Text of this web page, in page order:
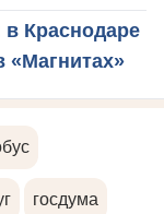
в Краснодаре
«Магнитах»
госдума